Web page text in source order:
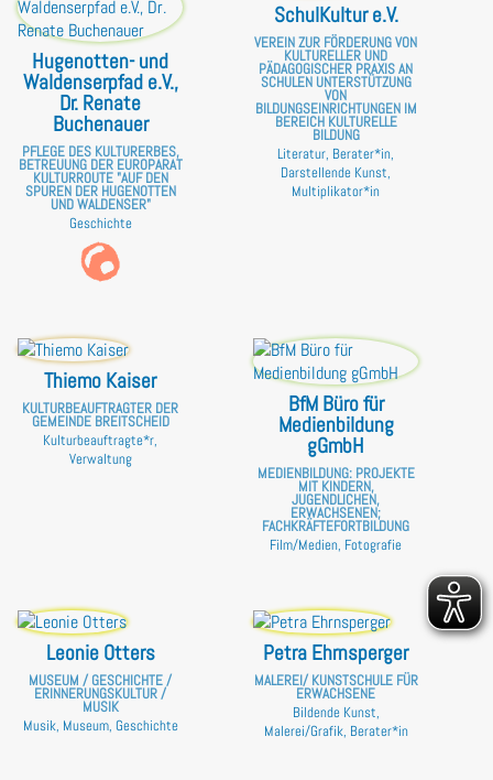
Hugenotten- und
Waldenserpfad e.V.,
Dr. Renate
Buchenauer
PFLEGE DES KULTURERBES,
BETREUUNG DER EUROPARAT
KULTURROUTE "AUF DEN
SPUREN DER HUGENOTTEN
UND WALDENSER"
Geschichte
SchulKultur e.V.
VEREIN ZUR FÖRDERUNG VON
KULTURELLER UND
PÄDAGOGISCHER PRAXIS AN
SCHULEN UNTERSTÜTZUNG
VON
BILDUNGSEINRICHTUNGEN IM
BEREICH KULTURELLE
BILDUNG
Literatur, Berater*in,
Darstellende Kunst,
Multiplikator*in
Thiemo Kaiser
KULTURBEAUFTRAGTER DER
GEMEINDE BREITSCHEID
Kulturbeauftragte*r,
Verwaltung
BfM Büro für
Medienbildung
gGmbH
MEDIENBILDUNG: PROJEKTE
MIT KINDERN,
JUGENDLICHEN,
ERWACHSENEN;
FACHKRÄFTEFORTBILDUNG
Film/Medien, Fotografie
Leonie Otters
MUSEUM / GESCHICHTE /
ERINNERUNGSKULTUR /
MUSIK
Musik, Museum, Geschichte
Petra Ehrnsperger
MALEREI/ KUNSTSCHULE FÜR
ERWACHSENE
Bildende Kunst,
Malerei/Grafik, Berater*in